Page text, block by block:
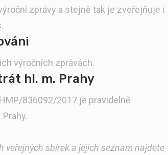
zprávy a stejně tak je zveřejňuje i
výročních zprávách.
hl. m. Prahy
836092/2017 je pravidelně
veřejných sbírek a jejich seznam najdete